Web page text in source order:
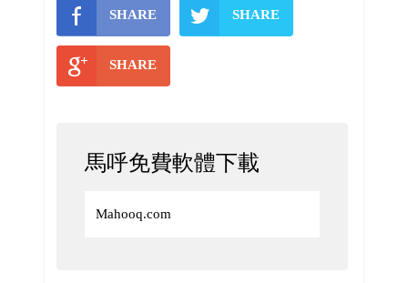
SHARE SHARE
SHARE
馬呼免費軟體下載
Mahooq.com